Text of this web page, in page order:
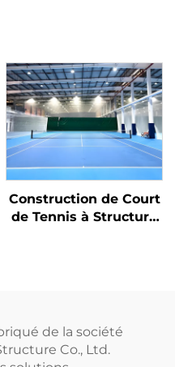
Construction de Court
de Tennis à Structure
de la société
Co., Ltd.